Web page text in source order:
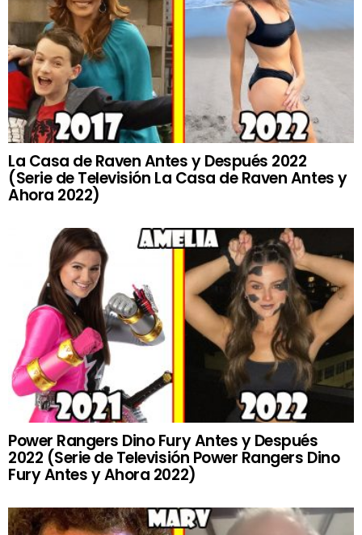
La Casa de Raven Antes y Después 2022
(Serie de Televisión La Casa de Raven Antes y
Ahora 2022)
Power Rangers Dino Fury Antes y Después
2022 (Serie de Televisión Power Rangers Dino
Fury Antes y Ahora 2022)